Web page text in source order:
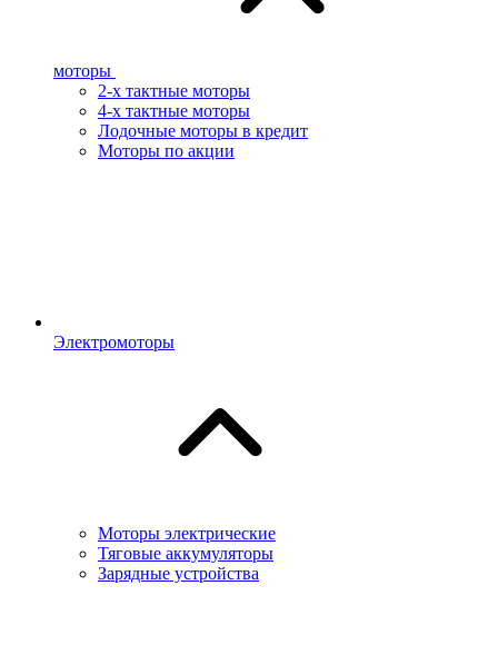
моторы
2-х тактные моторы
4-х тактные моторы
Лодочные моторы в кредит
Моторы по акции
Электромоторы
Моторы электрические
Тяговые аккумуляторы
Зарядные устройства